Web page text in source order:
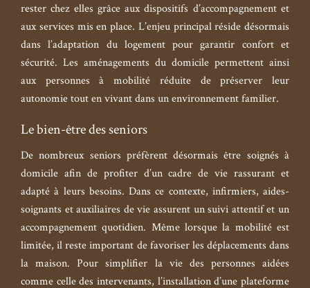
rester chez elles grâce aux dispositifs d’accompagnement et
aux services mis en place. L’enjeu principal réside désormais
dans l’adaptation du logement pour garantir confort et
sécurité. Les aménagements du domicile permettent ainsi
aux personnes à mobilité réduite de préserver leur
autonomie tout en vivant dans un environnement familier.
Le bien-être des seniors
De nombreux seniors préfèrent désormais être soignés à
domicile afin de profiter d’un cadre de vie rassurant et
adapté à leurs besoins. Dans ce contexte, infirmiers, aides-
soignants et auxiliaires de vie assurent un suivi attentif et un
accompagnement quotidien. Même lorsque la mobilité est
limitée, il reste important de favoriser les déplacements dans
la maison. Pour simplifier la vie des personnes aidées
comme celle des intervenants, l’installation d’une plateforme